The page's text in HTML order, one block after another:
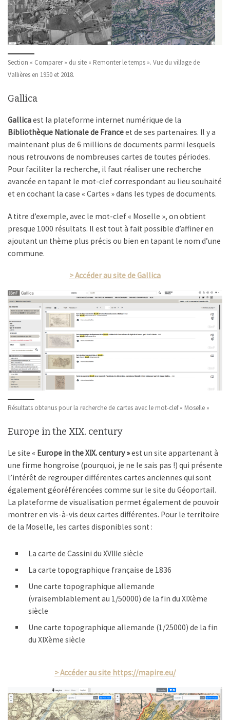
Section « Comparer » du site « Remonter le temps ». Vue du village de
Vallières en 1950 et 2018.
Gallica
Gallicaest la plateforme internet numérique de la
Bibliothèque Nationale de Franceet de ses partenaires. Il y a
maintenant plus de 6 millions de documents parmi lesquels
nous retrouvons de nombreuses cartes de toutes périodes.
Pour faciliter la recherche, il faut réaliser une recherche
avancée en tapant le mot-clef correspondant au lieu souhaité
et en cochant la case « Cartes » dans les types de documents.
A titre d’exemple, avec le mot-clef « Moselle », on obtient
presque 1000 résultats. Il est tout à fait possible d’affiner en
ajoutant un thème plus précis ou bien en tapant le nom d’une
commune.
> Accéder au site de Gallica
Résultats obtenus pour la recherche de cartes avec le mot-clef « Moselle »
Europe in the XIX. century
Le site « Europe in the XIX. century »est un site appartenant à
une firme hongroise (pourquoi, je ne le sais pas !) qui présente
l’intérêt de regrouper différentes cartes anciennes qui sont
également géoréférencées comme sur le site du Géoportail.
La plateforme de visualisation permet également de pouvoir
montrer en vis-à-vis deux cartes différentes. Pour le territoire
de la Moselle, les cartes disponibles sont :
La carte de Cassini du XVIIIe siècle
La carte topographique française de 1836
Une carte topographique allemande
(vraisemblablement au 1/50000) de la fin du XIXème
siècle
Une carte topographique allemande (1/25000) de la fin
du XIXème siècle
> Accéder au site https://mapire.eu/